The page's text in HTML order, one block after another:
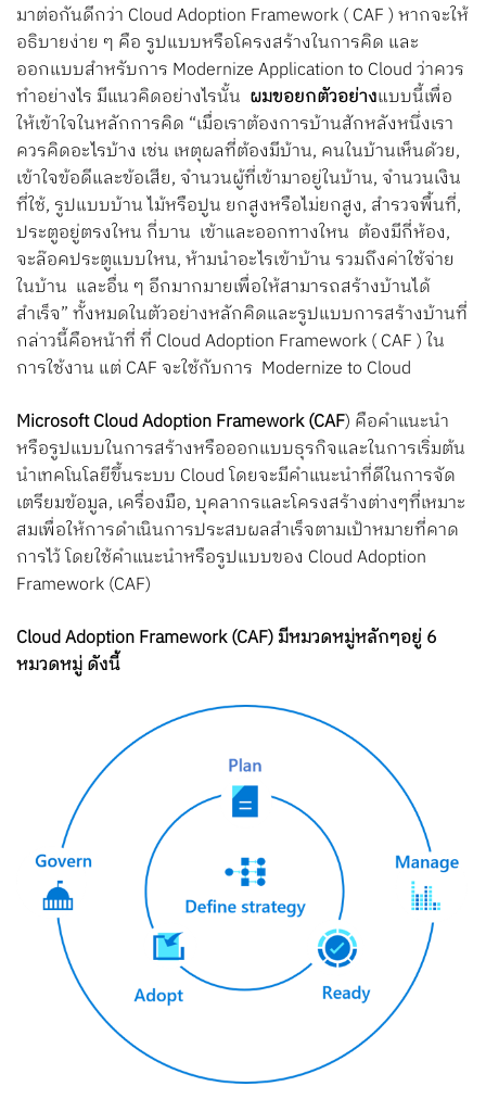
มาต่อกันดีกว่า Cloud Adoption Framework ( CAF ) หากจะให้
อธิบายง่าย ๆ คือ รูปแบบหรือโครงสร้างในการคิด และ
ออกแบบสำหรับการ Modernize Application to Cloud ว่าควร
ทำอย่างไร มีแนวคิดอย่างไรนั้น ผมขอยกตัวอย่างแบบนี้เพื่อ
ให้เข้าใจในหลักการคิด “เมื่อเราต้องการบ้านสักหลังหนึ่งเรา
ควรคิดอะไรบ้าง เช่น เหตุผลที่ต้องมีบ้าน, คนในบ้านเห็นด้วย,
เข้าใจข้อดีและข้อเสีย, จำนวนผู้ที่เข้ามาอยู่ในบ้าน, จำนวนเงิน
ที่ใช้, รูปแบบบ้าน ไม้หรือปูน ยกสูงหรือไม่ยกสูง, สำรวจพื้นที่,
ประตูอยู่ตรงใหน กี่บาน เข้าและออกทางใหน ต้องมีกี่ห้อง,
จะล๊อคประตูแบบใหน, ห้ามนำอะไรเข้าบ้าน รวมถึงค่าใช้จ่าย
ในบ้าน และอื่น ๆ อีกมากมายเพื่อให้สามารถสร้างบ้านได้
สำเร็จ” ทั้งหมดในตัวอย่างหลักคิดและรูปแบบการสร้างบ้านที่
กล่าวนี้คือหน้าที่ ที่ Cloud Adoption Framework ( CAF ) ใน
การใช้งาน แต่ CAF จะใช้กับการ Modernize to Cloud
Microsoft Cloud Adoption Framework (CAF) คือคำแนะนำ
หรือรูปแบบในการสร้างหรือออกแบบธุรกิจและในการเริ่มต้น
นำเทคโนโลยีขึ้นระบบ Cloud โดยจะมีคำแนะนำที่ดีในการจัด
เตรียมข้อมูล, เครื่องมือ, บุคลากรและโครงสร้างต่างๆที่เหมาะ
สมเพื่อให้การดำเนินการประสบผลสำเร็จตามเป้าหมายที่คาด
การไว้ โดยใช้คำแนะนำหรือรูปแบบของ Cloud Adoption
Framework (CAF)
Cloud Adoption Framework (CAF) มีหมวดหมู่หลักๆอยู่ 6
หมวดหมู่ ดังนี้